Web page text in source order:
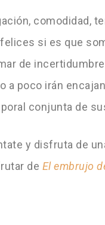
comodidad,
si es que
de
a poco irán
conjunta de
y disfruta de
de El embrujo